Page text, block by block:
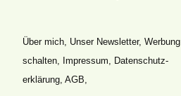
Über mich Unser Newsletter, Werbung
schalten
Impressum
Datenschutz­
erklärung AGB